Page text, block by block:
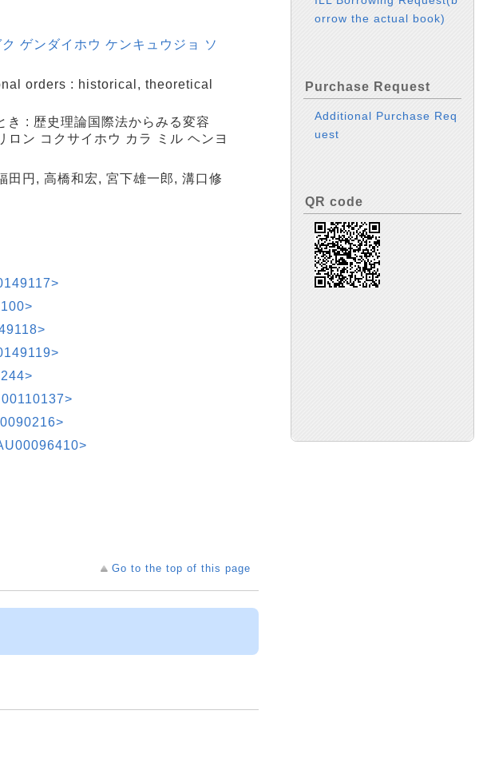
ゲンダイホウ ケンキュウジョ ソ
orders : historical, theoretical
き : 歴史理論国際法からみる変容
ロン コクサイホウ カラ ミル ヘンヨ
田円, 高橋和宏, 宮下雄一郎, 溝口修
Go to the top of this page
orrow the actual book)
Purchase Request
Additional Purchase Req
uest
QR code